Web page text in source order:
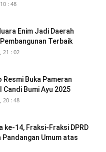
: 48
Enim Jadi Daerah
Terbaik
21 : 02
Resmi Buka Pameran
Candi Bumi Ayu 2025
20 : 48
ke-14, Fraksi-Fraksi DPRD
Pandangan Umum atas